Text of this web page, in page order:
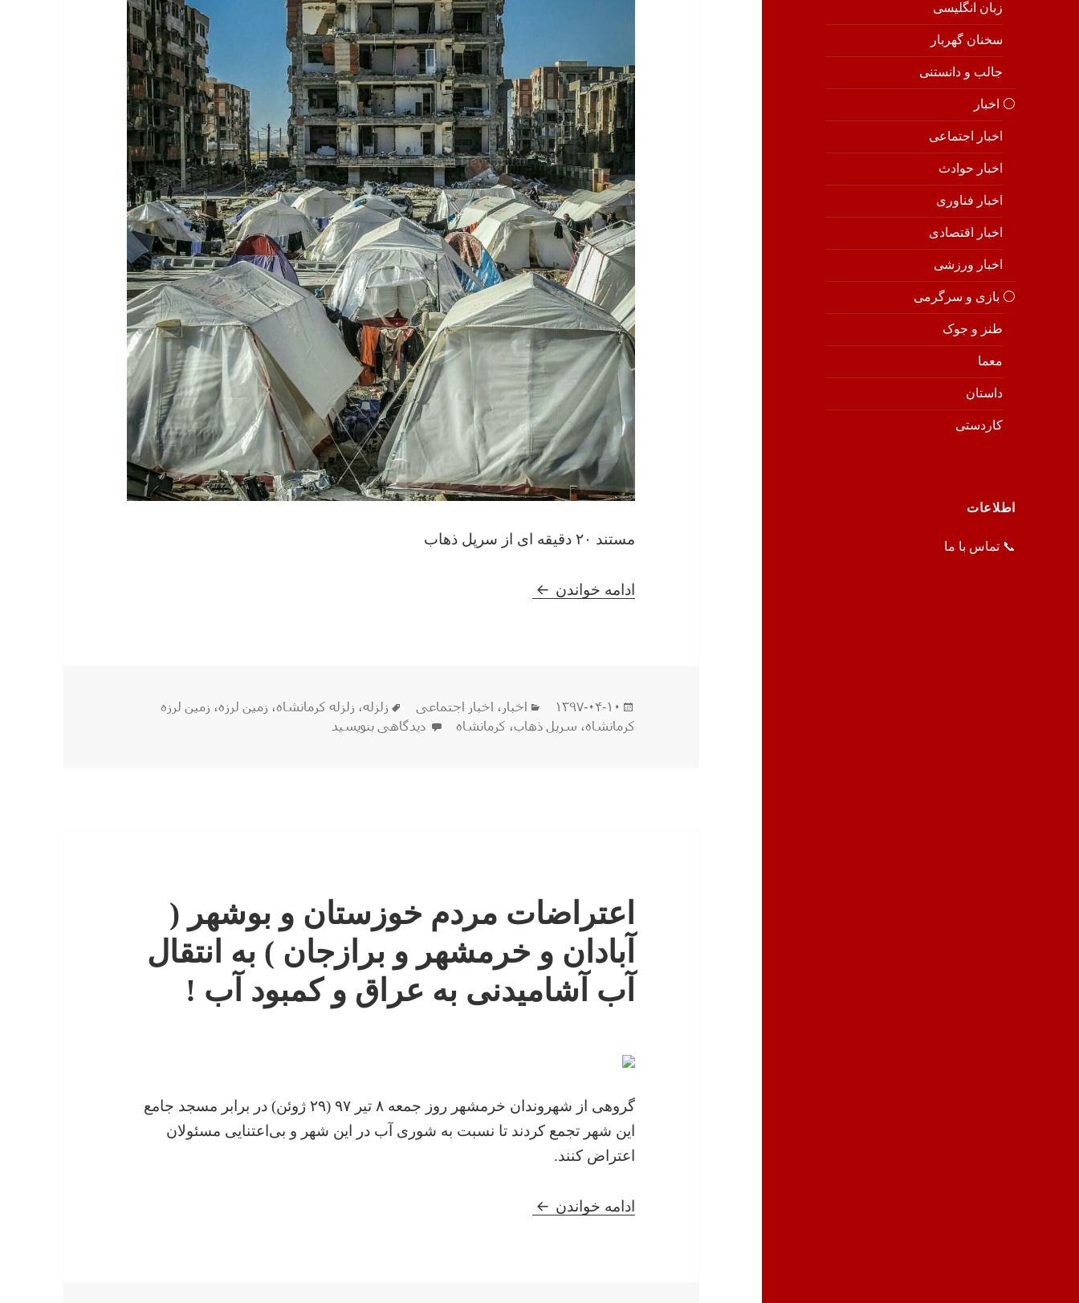
زبان انگلیسی
سخنان گهربار
جالب و دانستنی
⚪️ اخبار
اخبار اجتماعی
اخبار حوادث
اخبار فناوری
اخبار اقتصادی
اخبار ورزشی
⚪️ بازی و سرگرمی
طنز و جوک
معما
داستان
کاردستی
اطلاعات
📞 تماس با ما مستند ۲۰ دقیقه ای از سرپل ذهاب
ادامه خواندن سرپل ذهاب هنوز درد دارد؛ امید در میان آوارهای شهر
ارسال
شده
۱۳۹۷-۰۴-۱۰ دسته‌ها
اخبار ، اخبار اجتماعی برچسب‌ها
زلزله، زلزله کرمانشاه، زمین لرزه، زمین لرزه
کرمانشاه، سرپل ذهاب، کرمانشاه برای سرپل ذهاب هنوز درد دارد؛ امید در میان آوارهای شهر
دیدگاهی بنویسید
اعتراضات مردم خوزستان و بوشهر (
آبادان و خرمشهر و برازجان ) به انتقال
آب آشامیدنی به عراق و کمبود آب !
گروهی از شهروندان خرمشهر روز جمعه ۸ تیر ۹۷ (۲۹ ژوئن) در برابر مسجد جامع
این شهر تجمع کردند تا نسبت به شوری آب در این شهر و بی‌اعتنایی مسئولان
اعتراض کنند.
ادامه خواندن اعتراضات مردم خوزستان و بوشهر ( آبادان و خرمشهر و برازجان ) به انتقال آب